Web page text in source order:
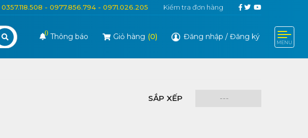
0357.118.508 - 0977.856.794 - 0971.026.205 Kiểm tra đơn hàng
0Thông báo Giỏ hàng (0) Đăng nhập / Đăng ký
MENU
SẮP XẾP